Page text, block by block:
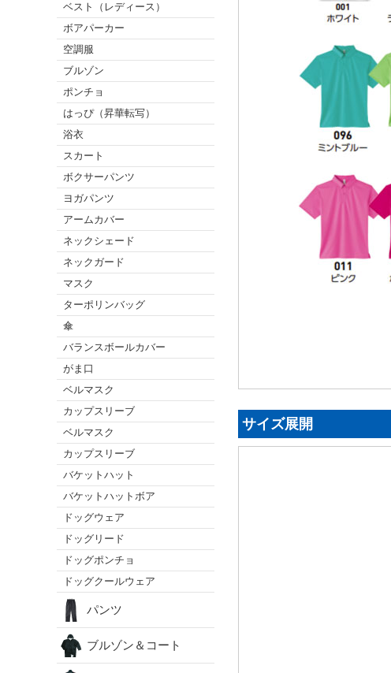
ベスト（レディース）
ボアパーカー
空調服
ブルゾン
ポンチョ
はっぴ（昇華転写）
浴衣
スカート
ボクサーパンツ
ヨガパンツ
アームカバー
ネックシェード
ネックガード
マスク
ターポリンバッグ
傘
バランスボールカバー
がま口
ベルマスク
カップスリーブ
ベルマスク
カップスリーブ
バケットハット
バケットハットボア
ドッグウェア
ドッグリード
ドッグポンチョ
ドッグクールウェア
パンツ
ブルゾン＆コート
サイズ展開